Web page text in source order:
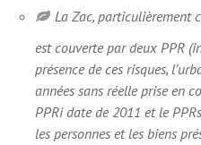
La Zac, particulièrement
est couverte par deux PPR
présence de ces risques,
années sans réelle prise en
PPRi date de 2011 et le
les personnes et les biens